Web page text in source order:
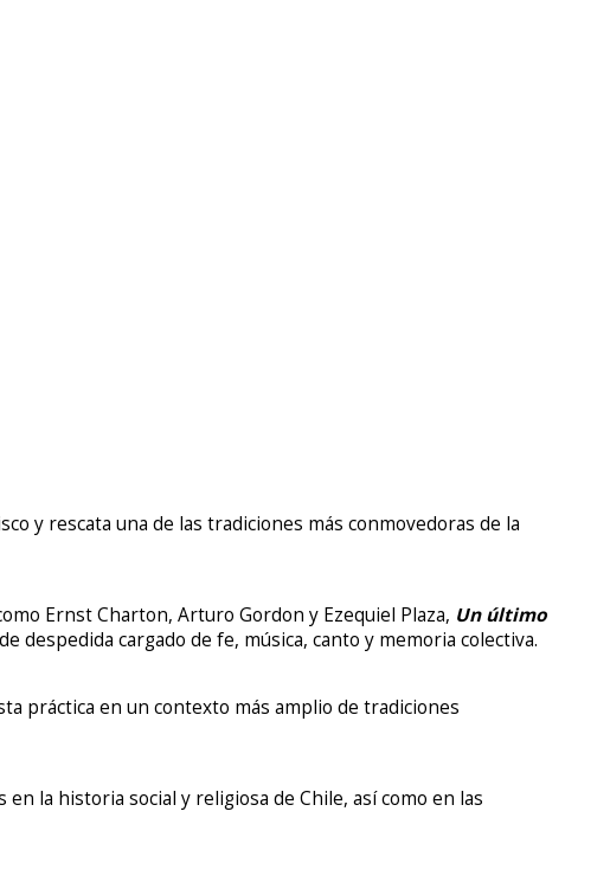
y rescata una de las tradiciones más conmovedoras de la
Ernst Charton, Arturo Gordon y Ezequiel Plaza, Un último
cargado de fe, música, canto y memoria colectiva.
práctica en un contexto más amplio de tradiciones
la historia social y religiosa de Chile, así como en las